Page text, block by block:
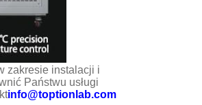
zakresie instalacji i
Państwu usługi
info@toptionlab.com